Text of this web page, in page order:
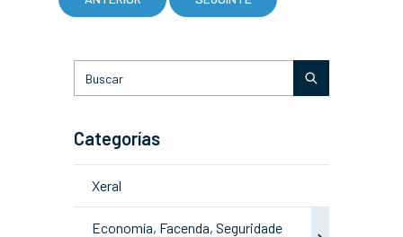
Categorías
Xeral
Economía, Facenda, Seguridade